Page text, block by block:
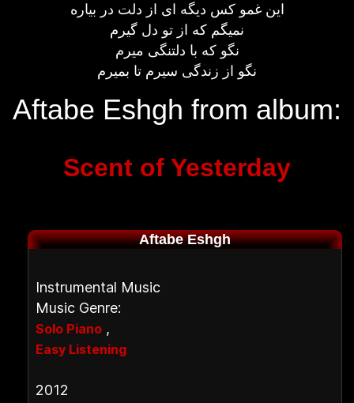
این غمو کس دیگه ای از دلت در بیاره
نمیگم که از تو دل گیرم
نگو که با دلتنگی میرم
نگو از زندگی سیرم تا بمیرم
Aftabe Eshgh from album:
Scent of Yesterday
Aftabe Eshgh
Instrumental Music
Music Genre:
Solo Piano ,
Easy Listening
2012